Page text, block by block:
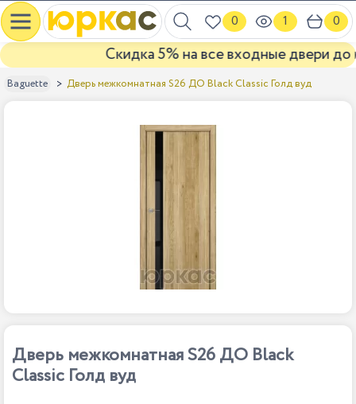
0 1 0
Скидка 5% на все входные двери до
Baguette Дверь межкомнатная S26 ДО Black Classic Голд вуд
Дверь межкомнатная S26 ДО Black
Classic Голд вуд